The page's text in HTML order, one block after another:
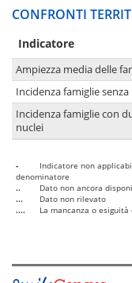
CONFRONTI
Indicatore
Ampiezza media delle
Incidenza famiglie senza
Incidenza famiglie con
nuclei
-
Indicatore non
denominatore
..
Dato non ancora
...
Dato non rilevato
....
La mancanza o